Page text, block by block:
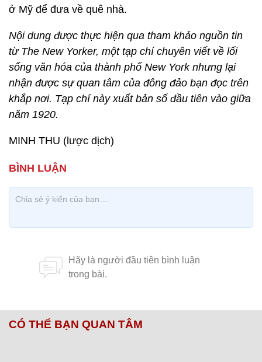
ở Mỹ để đưa về quê nhà.
Nội dung được thực hiện qua tham khảo nguồn tin
từ The New Yorker, một tạp chí chuyên viết về lối
sống văn hóa của thành phố New York nhưng lại
nhận được sự quan tâm của đông đảo bạn đọc trên
khắp nơi. Tạp chí này xuất bản số đầu tiên vào giữa
năm 1920.
MINH THU (lược dịch)
CÓ THỂ BẠN QUAN TÂM